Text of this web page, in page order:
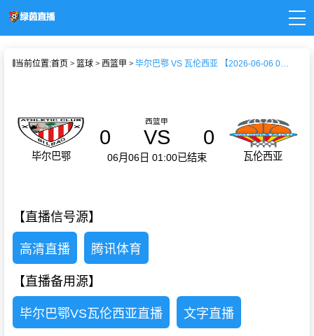
播
像
当前位置:首页 篮球 西篮甲 毕尔巴鄂 VS 瓦伦西亚 【2026-06-06 01:00:00】
毕尔巴鄂
西篮甲
0 VS 0
06月06日 01:00已结束 瓦伦西亚
【直播信号源】
高清直播 腾讯体育
【直播备用源】
毕尔巴鄂VS瓦伦西亚直播 文字直播